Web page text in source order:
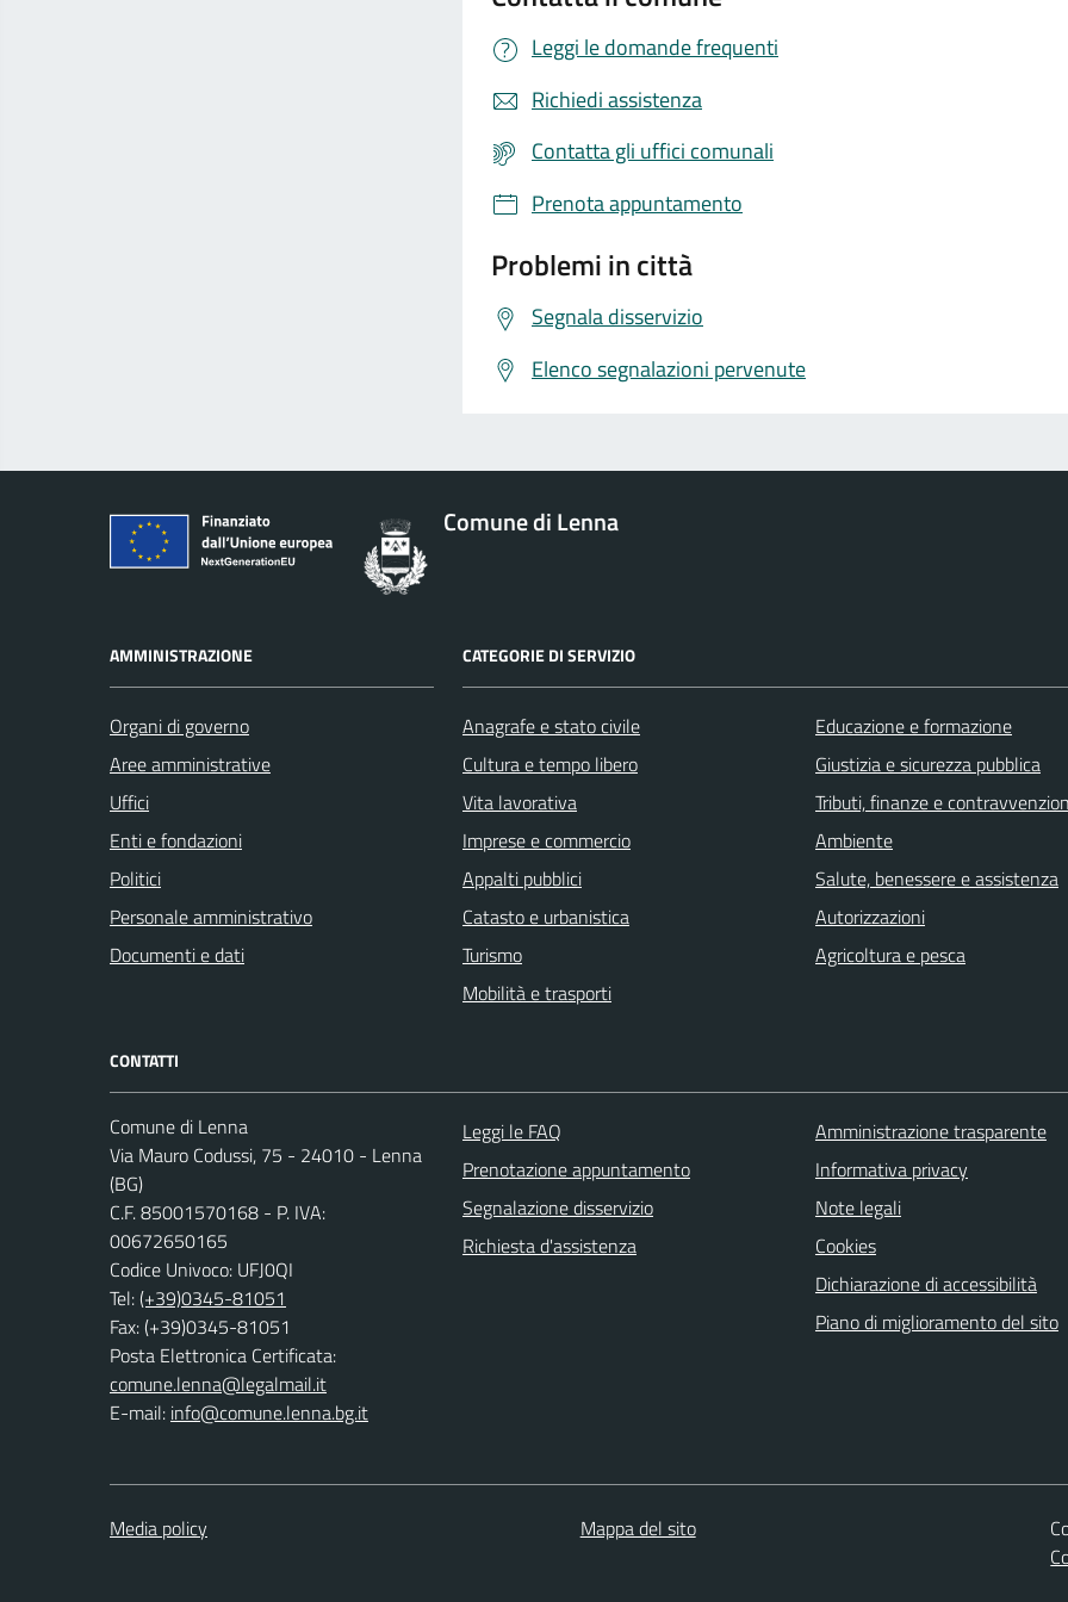
Leggi le domande frequenti
Richiedi assistenza
Contatta gli uffici comunali
Prenota appuntamento
Problemi in città
Segnala disservizio
Elenco segnalazioni pervenute
Comune di Lenna
AMMINISTRAZIONE
Organi di governo
Aree amministrative
Uffici
Enti e fondazioni
Politici
Personale amministrativo
Documenti e dati
CATEGORIE DI SERVIZIO
Anagrafe e stato civile
Cultura e tempo libero
Vita lavorativa
Imprese e commercio
Appalti pubblici
Catasto e urbanistica
Turismo
Mobilità e trasporti
Educazione e formazione
Giustizia e sicurezza pubblica
Tributi, finanze e
Ambiente
Salute, benessere e assistenza
Autorizzazioni
Agricoltura e pesca
CONTATTI
Comune di Lenna
Via Mauro Codussi, 75 - 24010 - Lenna
(BG)
C.F. 85001570168 - P. IVA:
00672650165
Codice Univoco: UFJ0QI
Tel:(+39)0345-81051
Fax: (+39)0345-81051
Posta Elettronica Certificata:
comune.lenna@legalmail.it
E-mail: info@comune.lenna.bg.it
Leggi le FAQ
Prenotazione appuntamento
Segnalazione disservizio
Richiesta d'assistenza
Amministrazione trasparente
Informativa privacy
Note legali
Cookies
Dichiarazione di accessibilità
Piano di miglioramento del sito
Media policy Mappa del sito